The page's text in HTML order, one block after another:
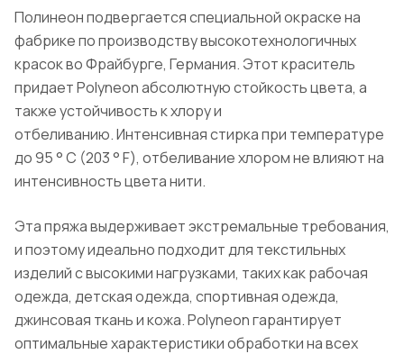
Полинеон подвергается специальной окраске на
фабрике по производству высокотехнологичных
красок во Фрайбурге, Германия. Этот краситель
придает Polyneon абсолютную стойкость цвета, а
также устойчивость к хлору и
отбеливанию. Интенсивная стирка при температуре
до 95 ° C (203 ° F), отбеливание хлором не влияют на
интенсивность цвета нити.
Эта пряжа выдерживает экстремальные требования,
и поэтому идеально подходит для текстильных
изделий с высокими нагрузками, таких как рабочая
одежда, детская одежда, спортивная одежда,
джинсовая ткань и кожа. Polyneon гарантирует
оптимальные характеристики обработки на всех